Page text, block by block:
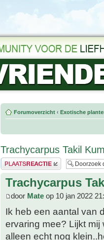
Forumoverzicht ‹ Exotische
Trachycarpus Takil
Plaats een reactie
Trachycarpus
door Mate op 10 jan 2022
Ik heb een aantal van
ervaring mee? Lijkt
alleen echt nog